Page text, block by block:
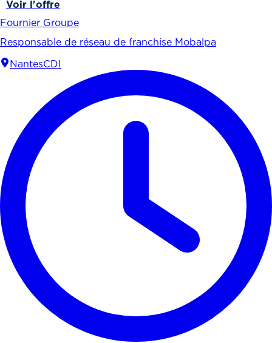
Voir l'offre
Fournier Groupe
Responsable de réseau de franchise Mobalpa
NantesCDI